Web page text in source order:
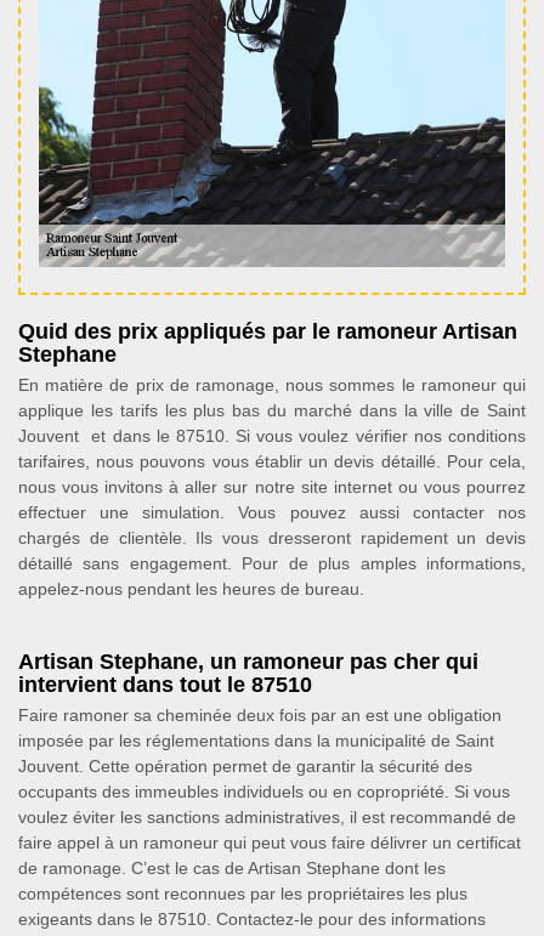
Quid des prix appliqués par le ramoneur Artisan
Stephane
En matière de prix de ramonage, nous sommes le ramoneur qui
applique les tarifs les plus bas du marché dans la ville de Saint
Jouvent et dans le 87510. Si vous voulez vérifier nos conditions
tarifaires, nous pouvons vous établir un devis détaillé. Pour cela,
nous vous invitons à aller sur notre site internet ou vous pourrez
effectuer une simulation. Vous pouvez aussi contacter nos
chargés de clientèle. Ils vous dresseront rapidement un devis
détaillé sans engagement. Pour de plus amples informations,
appelez-nous pendant les heures de bureau.
Artisan Stephane, un ramoneur pas cher qui
intervient dans tout le 87510
Faire ramoner sa cheminée deux fois par an est une obligation
imposée par les réglementations dans la municipalité de Saint
Jouvent. Cette opération permet de garantir la sécurité des
occupants des immeubles individuels ou en copropriété. Si vous
voulez éviter les sanctions administratives, il est recommandé de
faire appel à un ramoneur qui peut vous faire délivrer un certificat
de ramonage. C’est le cas de Artisan Stephane dont les
compétences sont reconnues par les propriétaires les plus
exigeants dans le 87510. Contactez-le pour des informations